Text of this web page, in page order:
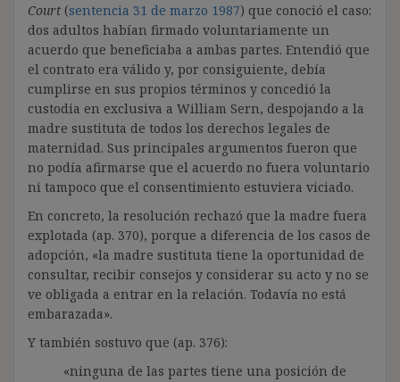
Court (sentencia 31 de marzo 1987) que conoció el caso:
dos adultos habían firmado voluntariamente un
acuerdo que beneficiaba a ambas partes. Entendió que
el contrato era válido y, por consiguiente, debía
cumplirse en sus propios términos y concedió la
custodia en exclusiva a William Sern, despojando a la
madre sustituta de todos los derechos legales de
maternidad. Sus principales argumentos fueron que
no podía afirmarse que el acuerdo no fuera voluntario
ni tampoco que el consentimiento estuviera viciado.
En concreto, la resolución rechazó que la madre fuera
explotada (ap. 370), porque a diferencia de los casos de
adopción, «la madre sustituta tiene la oportunidad de
consultar, recibir consejos y considerar su acto y no se
ve obligada a entrar en la relación. Todavía no está
embarazada».
Y también sostuvo que (ap. 376):
«ninguna de las partes tiene una posición de